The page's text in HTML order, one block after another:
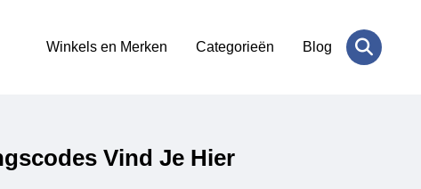
Winkels en Merken Categorieën Blog
Vind Je Hier